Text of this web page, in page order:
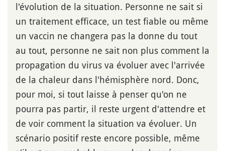
l'évolution de la situation. Personne ne sait si
un traitement efficace, un test fiable ou même
un vaccin ne changera pas la donne du tout
au tout, personne ne sait non plus comment la
propagation du virus va évoluer avec l'arrivée
de la chaleur dans l'hémisphère nord. Donc,
pour moi, si tout laisse à penser qu'on ne
pourra pas partir, il reste urgent d'attendre et
de voir comment la situation va évoluer. Un
scénario positif reste encore possible, même